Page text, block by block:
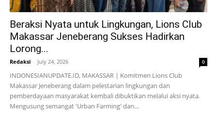
Beraksi Nyata untuk Lingkungan, Lions Club
Makassar Jeneberang Sukses Hadirkan
Lorong...
Redaksi - July 24, 2026 0
INDONESIANUPDATE.ID, MAKASSAR | Komitmen Lions Club
Makassar Jeneberang dalam pelestarian lingkungan dan
pemberdayaan masyarakat kembali dibuktikan melalui aksi nyata.
Mengusung semangat 'Urban Farming' dan...